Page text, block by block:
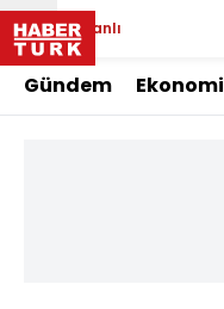
Canlı
Gündem Ekonomi